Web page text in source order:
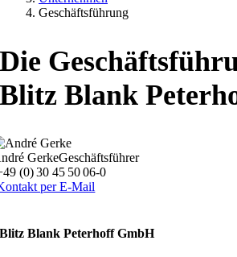
Geschäftsführung
Die
Blitz Blank
GerkeGeschäftsführer
(0) 30 45 50 06-0
per E-Mail
Blitz Blank Peterhoff GmbH